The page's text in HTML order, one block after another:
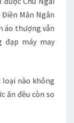
Mãn Ngân
áo thượng vẫn
đạp máy may
loại nào không
ăn đều còn so